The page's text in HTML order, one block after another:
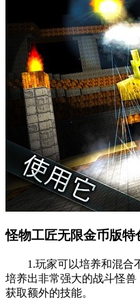
怪物工匠无限金币版特
1.玩家可以培养和混合
培养出非常强大的战斗怪
获取额外的技能。